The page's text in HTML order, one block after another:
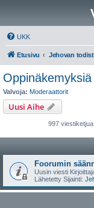
UKK
Etusivu Jehovan
Valvoja: Moderaattorit
Uusi Aihe
997 viestiketjua
Foorumin
Uusin viesti
Lähetetty Sijainti: